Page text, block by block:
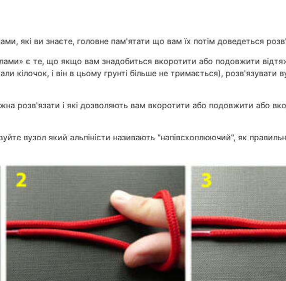
які ви знаєте, головне пам'ятати що вам їх потім доведеться
є те, що якщо вам знадобиться вкоротити або подовжити
кілочок, і він в цьому грунті більше не тримається), розв'язувати
розв'язати і які дозволяють вам вкоротити або подовжити або
вузол який альпіністи називають "напівсхоплюючий", як